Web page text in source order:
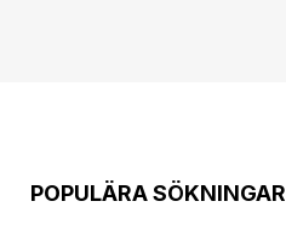
POPULÄRA SÖKNINGAR